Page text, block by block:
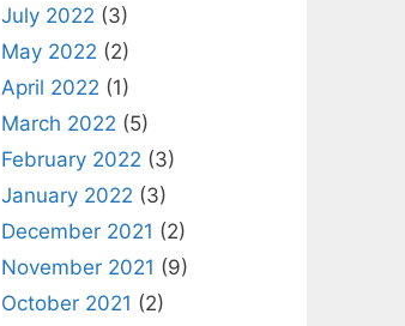
July 2022 (3)
May 2022 (2)
April 2022 (1)
March 2022 (5)
February 2022 (3)
January 2022 (3)
December 2021 (2)
November 2021 (9)
October 2021 (2)